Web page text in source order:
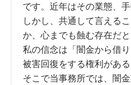
です。近年はその業態、手
しかし、共通して言える
か、心までも蝕む存在だと
私の信念は「闇金から借
被害回復をする権利がある
そこで当事務所では、闇